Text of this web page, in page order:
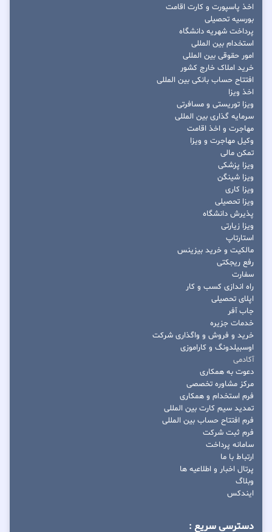
اخذ پاسپورت و کارت اقامت
بورسیه تحصیلی
پرداخت شهریه دانشگاه
استخدام بین المللی
امور حقوقی بین المللی
خرید املاک خارج کشور
افتتاح حساب بانکی بین المللی
اخذ ویزا
ویزا توریستی و مسافرتی
سرمایه گذاری بین المللی
مهاجرت و اخذ اقامت
وکیل مهاجرت و ویزا
تمکن مالی
ویزا پزشکی
ویزا شینگن
ویزا کاری
ویزا تحصیلی
پذیرش دانشگاه
ویزا زیارتی
استارتاپ
مالکیت و خرید بیزینس
رفع ریجکتی
سفارت
راه اندازی کسب و کار
اپلای تحصیلی
جاب آفر
خدمات جزیره
خرید و فروش و واگذاری شرکت
اوسبیلدونگ و کاراموزی
آکادمی
دعوت به همکاری
مرکز مشاوره تخصصی
فرم استخدام و همکاری
تمدید سیم کارت بین المللی
فرم افتتاح حساب بین المللی
فرم ثبت شرکت
سامانه پرداخت
ارتباط با ما
پرتال اخبار و اطلاعیه ها
وبلاگ
ایندکس
دسترسی سریع :